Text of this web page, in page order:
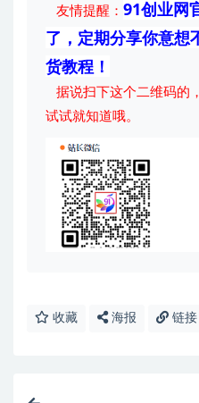
友情提醒： 91创业网
了，定期分享你意想
货教程！
据说扫下这个二维码的
试试就知道哦。
收藏 海报 链接